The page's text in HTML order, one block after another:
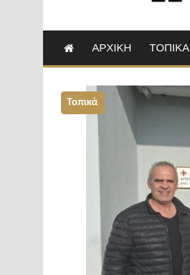
ΑΡΧΙΚΗ ΤΟΠΙΚΑ
Τοπικά